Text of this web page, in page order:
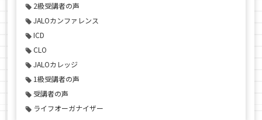
2級受講者の声
JALOカンファレンス
ICD
CLO
JALOカレッジ
1級受講者の声
受講者の声
ライフオーガナイザー